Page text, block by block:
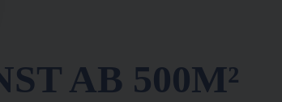
AB 500M²